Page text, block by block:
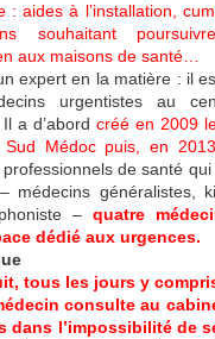
: aides à l’installation,
souhaitant
aux maisons de santé…
expert en la matière : il
urgentistes au
a d’abord créé en 2009
Médoc puis, en
professionnels de santé
médecins généralistes,
– quatre
dédié aux urgences.
tous les jours y
consulte au
dans l’impossibilité de